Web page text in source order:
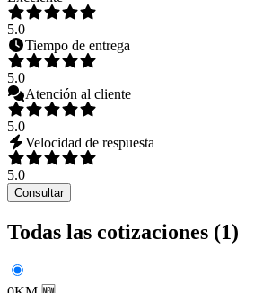
5.0
Tiempo de entrega
5.0
Atención al cliente
5.0
Velocidad de respuesta
5.0
Consultar
Todas las cotizaciones (1)